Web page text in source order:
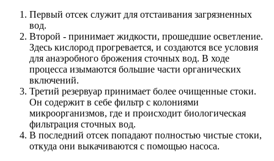
Первый отсек служит для отстаивания загрязненных
вод.
Второй - принимает жидкости, прошедшие осветление.
Здесь кислород прогревается, и создаются все условия
для анаэробного брожения сточных вод. В ходе
процесса изымаются большие части органических
включений.
Третий резервуар принимает более очищенные стоки.
Он содержит в себе фильтр с колониями
микроорганизмов, где и происходит биологическая
фильтрация сточных вод.
В последний отсек попадают полностью чистые стоки,
откуда они выкачиваются с помощью насоса.